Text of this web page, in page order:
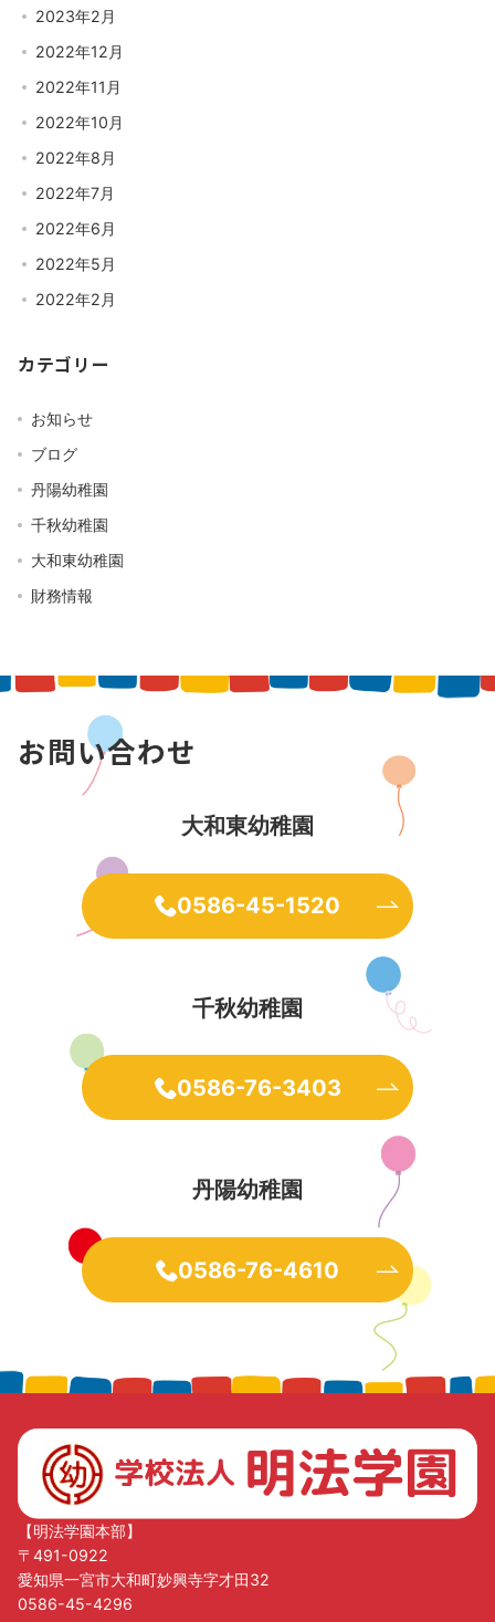
2023年2月
2022年12月
2022年11月
2022年10月
2022年8月
2022年7月
2022年6月
2022年5月
2022年2月
カテゴリー
お知らせ
ブログ
丹陽幼稚園
千秋幼稚園
大和東幼稚園
財務情報
お問い合わせ
大和東幼稚園
0586-45-1520
千秋幼稚園
0586-76-3403
丹陽幼稚園
0586-76-4610
【明法学園本部】
〒491-0922
愛知県一宮市大和町妙興寺字才田32
0586-45-4296